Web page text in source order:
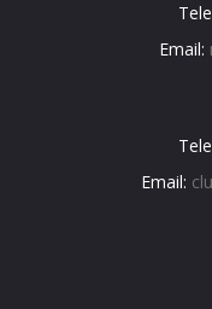
Email:
Email: